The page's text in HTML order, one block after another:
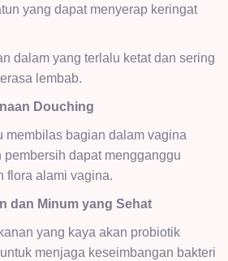
yang dapat menyerap keringat
dalam yang terlalu ketat dan sering
lembab.
Douching
membilas bagian dalam vagina
pembersih dapat mengganggu
flora alami vagina.
dan Minum yang Sehat
yang kaya akan probiotik
menjaga keseimbangan bakteri